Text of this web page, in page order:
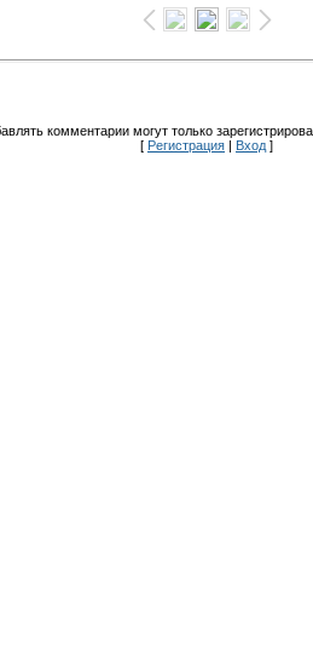
комментарии могут только
[ Регистрация Вход]